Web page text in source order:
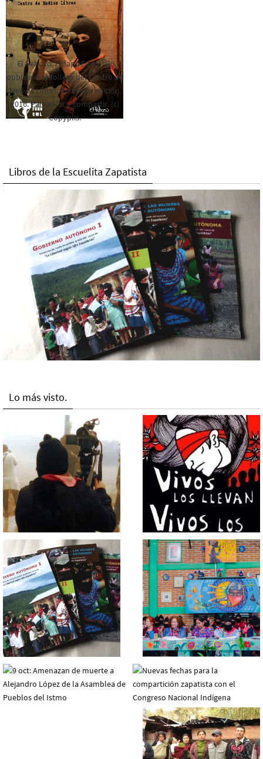
El Rebozo, Palapa Editorial,
publica este folleto del Centro de
Medios Libres. Esta es la edición
2016. Para rolar y compartir. (c)
Copyplis.
Libros de la Escuelita Zapatista
Lo más visto.